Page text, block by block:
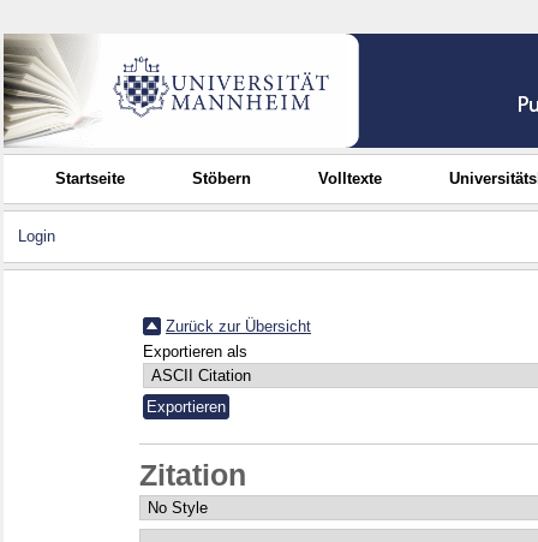
Startseite Stöbern Volltexte
Login
Zurück zur Übersicht
Exportieren als
Zitation